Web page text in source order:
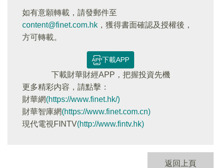
如有意願轉載，請發郵件至
content@finet.com.hk ，獲得書面確認及授權後，
方可轉載。
下載APP
下載財華財經APP，把握投資先機
更多精彩内容，請點擊：
財華網(https://www.finet.hk/)
財華智庫網(https://www.finet.com.cn)
現代電視FINTV(http://www.fintv.hk)
返回上頁